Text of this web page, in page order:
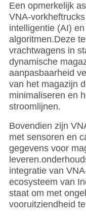
Een opmerkelijk
VNA-
intelligentie (AI)
algoritmen.Deze
vrachtwagens in
dynamische
aanpasbaarheid
van het magazijn
minimaliseren en
stroomlijnen.
Bovendien zijn
met sensoren en
gegevens voor
integratie van
ecosysteem van
staat om met
vooruitziendheid